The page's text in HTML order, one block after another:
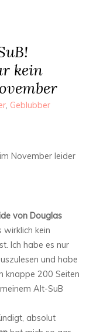
kein
, Geblubber
November leider
von Douglas
wirklich kein
Ich habe es nur
und habe
knappe 200 Seiten
Alt-SuB
absolut